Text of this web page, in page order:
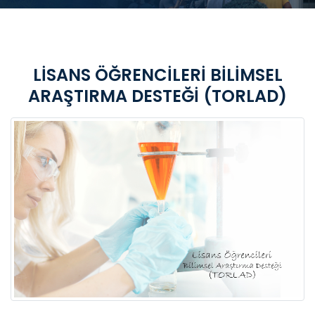
LİSANS ÖĞRENCİLERİ BİLİMSEL
ARAŞTIRMA DESTEĞİ (TORLAD)